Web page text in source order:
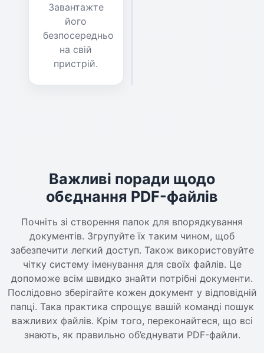
Завантажте
його
безпосередньо
на свій
пристрій.
Важливі поради щодо
обєднання PDF-файлів
Почніть зі створення папок для впорядкування
документів. Згрупуйте їх таким чином, щоб
забезпечити легкий доступ. Також використовуйте
чітку систему іменування для своїх файлів. Це
допоможе всім швидко знайти потрібні документи.
Послідовно зберігайте кожен документ у відповідній
папці. Така практика спрощує вашій команді пошук
важливих файлів. Крім того, переконайтеся, що всі
знають, як правильно об’єднувати PDF-файли.